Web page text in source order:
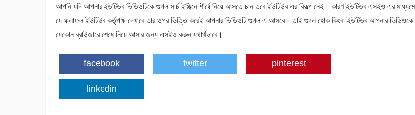
আপনি যদি আপনার ইউটিউব ভিডিওটিকে গুগল সার্চ ইঞ্জিনে শীর্ষে নিয়ে আসতে চান তবে ইউটিউব এর বিকল্প নেই। কারণ ইউটিউব এসইও এর মাধ্যমে
যে ফলাফল ইউটিউব কর্তৃপক্ষ দেখাবে তার ওপর ভিত্তি করেই আপনার ভিডিওটি গুগল এ আসবে। তাই গুগল হোক কিংবা ইউটিউব আপনার ভিডিওকে
যেকোন ব্রাউজারে শেষে নিয়ে আসার জন্য এসইও করুন যথার্থভাবে।
facebook twitter pinterest
linkedin